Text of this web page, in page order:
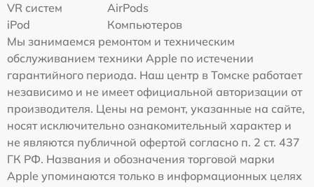
VR систем
AirPods
iPod
Компьютеров
Мы занимаемся ремонтом и техническим
обслуживанием техники Apple по истечении
гарантийного периода. Наш центр в Томске работает
независимо и не имеет официальной авторизации от
производителя. Цены на ремонт, указанные на сайте,
носят исключительно ознакомительный характер и
не являются публичной офертой согласно п. 2 ст. 437
ГК РФ. Названия и обозначения торговой марки
Apple упоминаются только в информационных целях